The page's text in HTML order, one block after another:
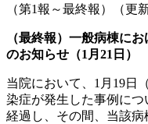
（第1報～最終報）（更
（最終報）一般病棟に
のお知らせ（1月21日）
当院において、1月19日
染症が発生した事例に
経過し、その間、当該